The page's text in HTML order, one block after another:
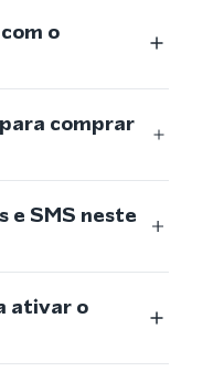
o
comprar
e SMS neste
ativar o